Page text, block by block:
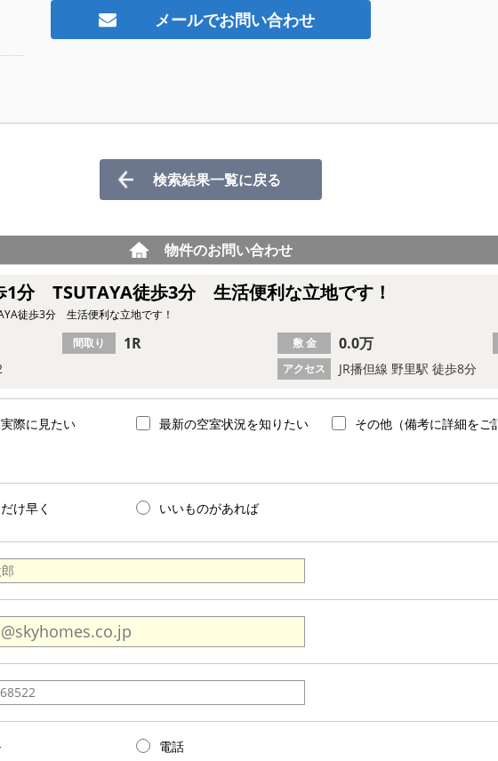
メールでお問い合わせ
検索結果一覧に戻る
物件のお問い合わせ
1分 TSUTAYA徒歩3分 生活便利な立地です！
徒歩3分 生活便利な立地です！
アクセス JR播但線 野里駅 徒歩8分
間取り 1R 敷 金 0.0万
際に見たい 最新の空室状況を知りたい その他（備考に詳細をご
け早く いいものがあれば
電話